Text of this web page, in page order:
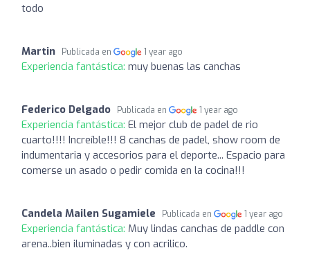
todo
Martin Publicada en 1 year ago
Experiencia fantástica: muy buenas las canchas
Federico Delgado Publicada en 1 year ago
Experiencia fantástica: El mejor club de padel de rio
cuarto!!!! Increíble!!! 8 canchas de padel, show room de
indumentaria y accesorios para el deporte... Espacio para
comerse un asado o pedir comida en la cocina!!!
Candela Mailen Sugamiele Publicada en 1 year ago
Experiencia fantástica: Muy lindas canchas de paddle con
arena..bien iluminadas y con acrilico.